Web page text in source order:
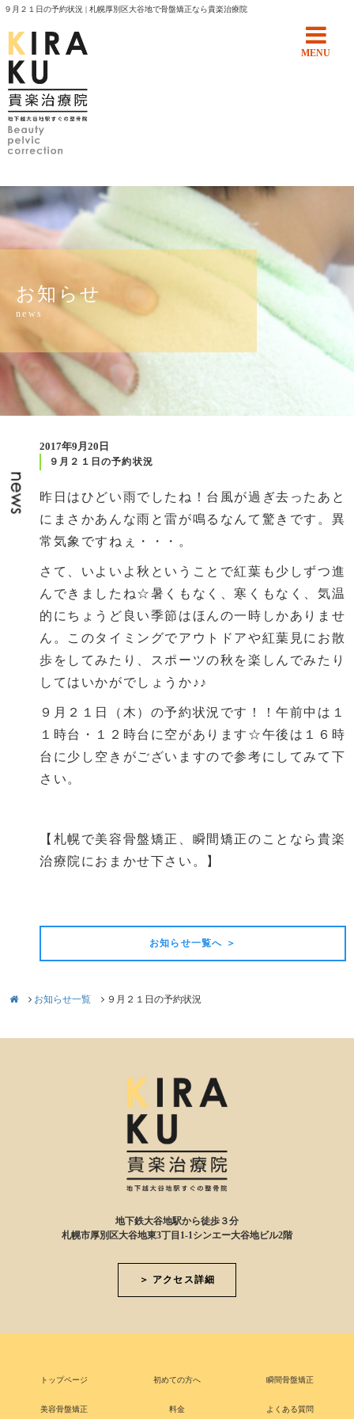
９月２１日の予約状況 | 札幌厚別区大谷地で骨盤矯正なら貴楽治療院
MENU
お知らせ
news
2017年9月20日
９月２１日の予約状況
昨日はひどい雨でしたね！台風が過ぎ去ったあと
にまさかあんな雨と雷が鳴るなんて驚きです。異
常気象ですねぇ・・・。
さて、いよいよ秋ということで紅葉も少しずつ進
んできましたね☆暑くもなく、寒くもなく、気温
的にちょうど良い季節はほんの一時しかありませ
ん。このタイミングでアウトドアや紅葉見にお散
歩をしてみたり、スポーツの秋を楽しんでみたり
してはいかがでしょうか♪♪
９月２１日（木）の予約状況です！！午前中は１
１時台・１２時台に空があります☆午後は１６時
台に少し空きがございますので参考にしてみて下
さい。
【札幌で美容骨盤矯正、瞬間矯正のことなら貴楽
治療院におまかせ下さい。】
お知らせ一覧へ ＞
お知らせ一覧 ９月２１日の予約状況
地下鉄大谷地駅から徒歩３分
札幌市厚別区大谷地東3丁目1-1シンエー大谷地ビル2階
＞ アクセス詳細
トップページ 初めての方へ 瞬間骨盤矯正
美容骨盤矯正 料金 よくある質問